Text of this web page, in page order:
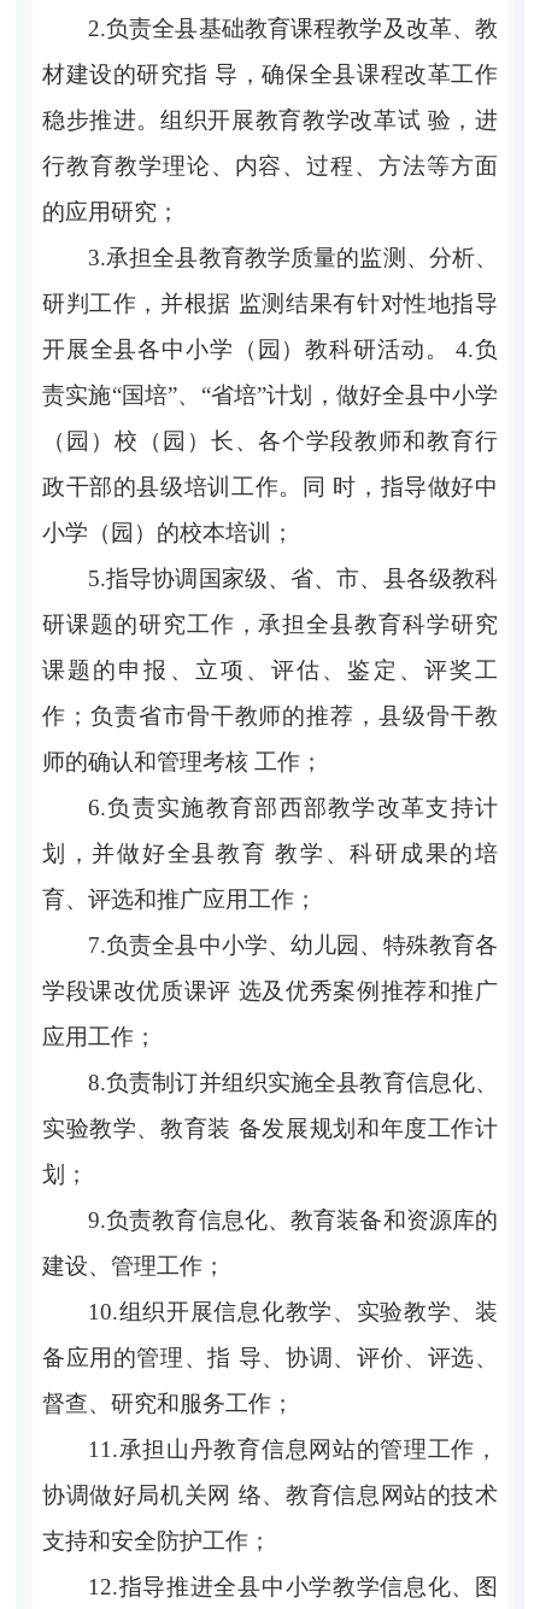
2.负责全县基础教育课程教学及改革、教
材建设的研究指 导，确保全县课程改革工作
稳步推进。组织开展教育教学改革试 验，进
行教育教学理论、内容、过程、方法等方面
的应用研究；
3.承担全县教育教学质量的监测、分析、
研判工作，并根据 监测结果有针对性地指导
开展全县各中小学（园）教科研活动。 4.负
责实施“国培”、“省培”计划，做好全县中小学
（园）校（园）长、各个学段教师和教育行
政干部的县级培训工作。同 时，指导做好中
小学（园）的校本培训；
5.指导协调国家级、省、市、县各级教科
研课题的研究工作，承担全县教育科学研究
课题的申报、立项、评估、鉴定、评奖工
作；负责省市骨干教师的推荐，县级骨干教
师的确认和管理考核 工作；
6.负责实施教育部西部教学改革支持计
划，并做好全县教育 教学、科研成果的培
育、评选和推广应用工作；
7.负责全县中小学、幼儿园、特殊教育各
学段课改优质课评 选及优秀案例推荐和推广
应用工作；
8.负责制订并组织实施全县教育信息化、
实验教学、教育装 备发展规划和年度工作计
划；
9.负责教育信息化、教育装备和资源库的
建设、管理工作；
10.组织开展信息化教学、实验教学、装
备应用的管理、指 导、协调、评价、评选、
督查、研究和服务工作；
11.承担山丹教育信息网站的管理工作，
协调做好局机关网 络、教育信息网站的技术
支持和安全防护工作；
12.指导推进全县中小学教学信息化、图